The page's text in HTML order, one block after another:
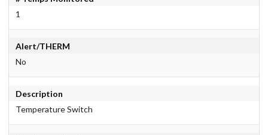
1
Alert/THERM
No
Description
Temperature Switch